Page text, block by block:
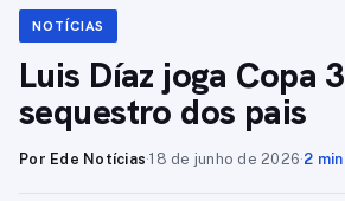
NOTÍCIAS
Luis Díaz joga Copa
sequestro dos pais
Por Ede Notícias·18 de junho de 2026·2